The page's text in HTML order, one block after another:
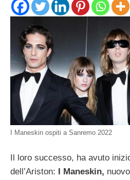
I Maneskin ospiti a Sanremo 2022
Il loro successo, ha avuto
dell’Ariston: I Maneskin,